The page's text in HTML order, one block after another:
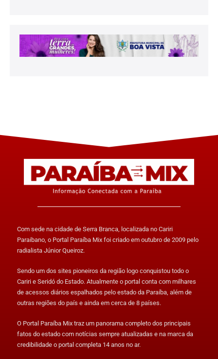
Com sede na cidade de Serra Branca, localizada no Cariri
Paraibano, o Portal Paraíba Mix foi criado em outubro de 2009 pelo
radialista Júnior Queiroz.
Sendo um dos sites pioneiros da região logo conquistou todo o
Cariri e Seridó do Estado. Atualmente o portal conta com milhares
de acessos diários espalhados pelo estado da Paraíba, além de
outras regiões do país e ainda em cerca de 8 países.
O Portal Paraíba Mix traz um panorama completo dos principais
fatos do estado com notícias sempre atualizadas e na marca da
credibilidade o portal completa 14 anos no ar.